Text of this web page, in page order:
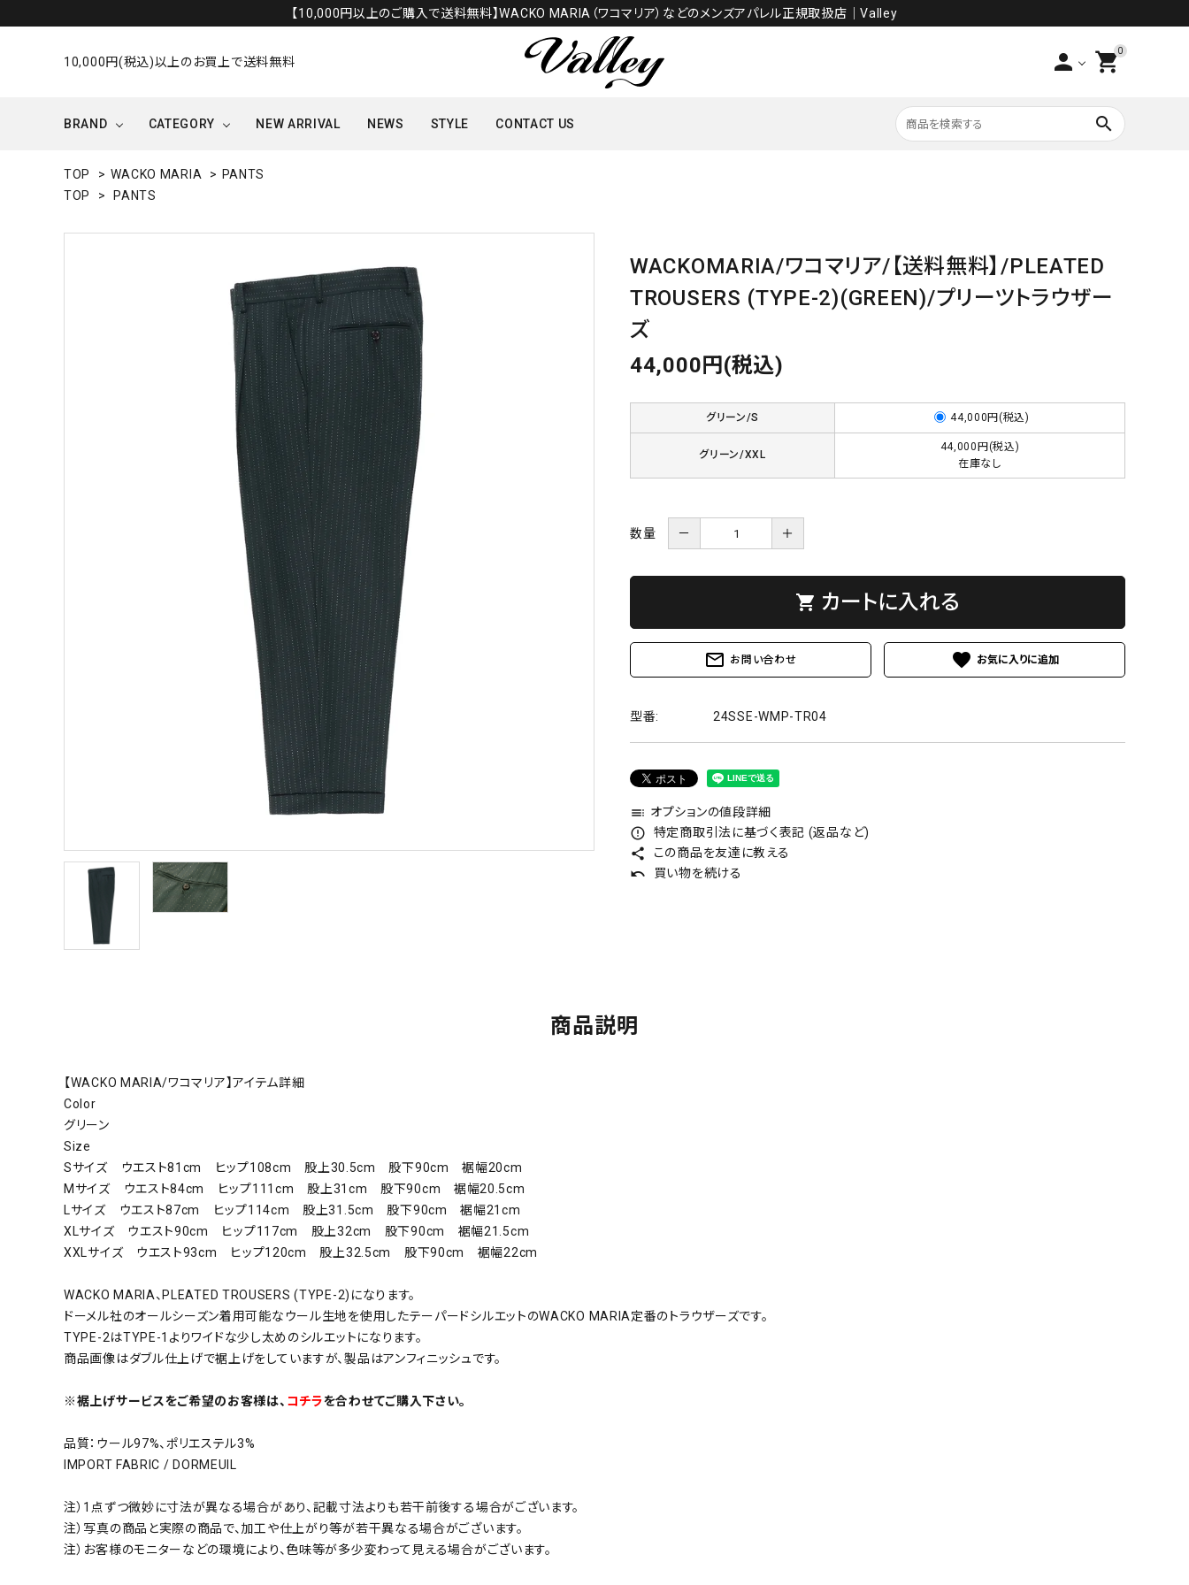
【10,000円以上のご購入で送料無料】WACKO MARIA（ワコマリア）などのメンズアパレル正規取扱店│Valley
10,000円(税込)以上のお買上で送料無料 person 0
shopping_cart
BRAND CATEGORY NEW ARRIVAL NEWS STYLE CONTACT US search
TOP > WACKO MARIA > PANTS
TOP
> PANTS
WACKOMARIA/ワコマリア/【送料無料】/PLEATED
TROUSERS (TYPE-2)(GREEN)/プリーツトラウザー
ズ
44,000円(税込)
グリーン/S 44,000円(税込)
グリーン/XXL
44,000円(税込)
在庫なし
数量 － ＋
shopping_cart カートに入れる
mail_outline お問い合わせ favorite
型番: 24SSE-WMP-TR04
toc オプションの値段詳細
error_outline 特定商取引法に基づく表記 (返品など)
share この商品を友達に教える
undo 買い物を続ける
商品説明
【WACKO MARIA/ワコマリア】アイテム詳細
Color
グリーン
Size
Sサイズ ウエスト81cm ヒップ108cm 股上30.5cm 股下90cm 裾幅20cm
Mサイズ ウエスト84cm ヒップ111cm 股上31cm 股下90cm 裾幅20.5cm
Lサイズ ウエスト87cm ヒップ114cm 股上31.5cm 股下90cm 裾幅21cm
XLサイズ ウエスト90cm ヒップ117cm 股上32cm 股下90cm 裾幅21.5cm
XXLサイズ ウエスト93cm ヒップ120cm 股上32.5cm 股下90cm 裾幅22cm
WACKO MARIA、PLEATED TROUSERS (TYPE-2)になります。
ドーメル社のオールシーズン着用可能なウール生地を使用したテーパードシルエットのWACKO MARIA定番のトラウザーズです。
TYPE-2はTYPE-1よりワイドな少し太めのシルエットになります。
商品画像はダブル仕上げで裾上げをしていますが、製品はアンフィニッシュです。
※裾上げサービスをご希望のお客様は、 コチラを合わせてご購入下さい。
品質：ウール97%、ポリエステル3%
IMPORT FABRIC / DORMEUIL
注）1点ずつ微妙に寸法が異なる場合があり、記載寸法よりも若干前後する場合がございます。
注）写真の商品と実際の商品で、加工や仕上がり等が若干異なる場合がございます。
注）お客様のモニターなどの環境により、色味等が多少変わって見える場合がございます。